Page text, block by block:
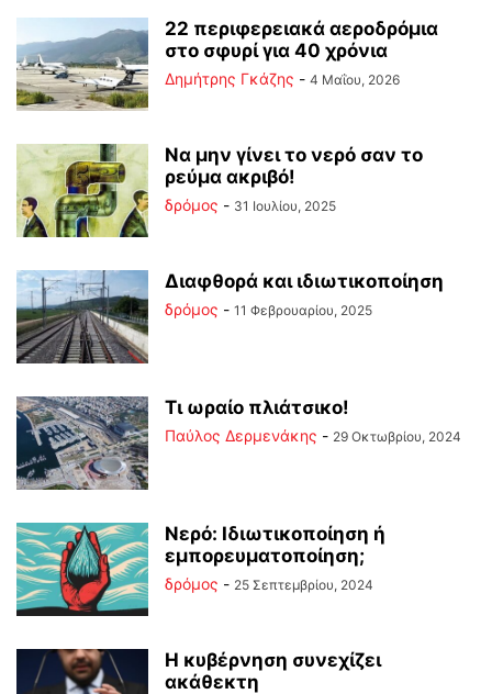
22 περιφερειακά αεροδρόμια
στο σφυρί για 40 χρόνια
Δημήτρης Γκάζης - 4 Μαΐου, 2026
Να μην γίνει το νερό σαν το
ρεύμα ακριβό!
δρόμος - 31 Ιουλίου, 2025
Διαφθορά και ιδιωτικοποίηση
δρόμος - 11 Φεβρουαρίου, 2025
Τι ωραίο πλιάτσικο!
Παύλος Δερμενάκης - 29 Οκτωβρίου, 2024
Νερό: Ιδιωτικοποίηση ή
εμπορευματοποίηση;
δρόμος - 25 Σεπτεμβρίου, 2024
Η κυβέρνηση συνεχίζει
ακάθεκτη